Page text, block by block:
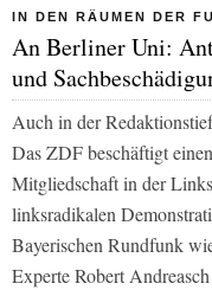
IN DEN RÄUMEN DER FU
An Berliner Uni:
und
Auch in der
Das ZDF beschäftigt
Mitgliedschaft in der
linksradikalen
Bayerischen Rundfunk
Experte Robert